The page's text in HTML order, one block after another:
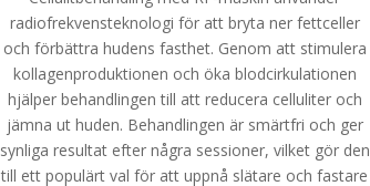
radiofrekvensteknologi för att bryta ner fettceller
och förbättra hudens fasthet. Genom att stimulera
kollagenproduktionen och öka blodcirkulationen
hjälper behandlingen till att reducera celluliter och
jämna ut huden. Behandlingen är smärtfri och ger
synliga resultat efter några sessioner, vilket gör den
till ett populärt val för att uppnå slätare och fastare